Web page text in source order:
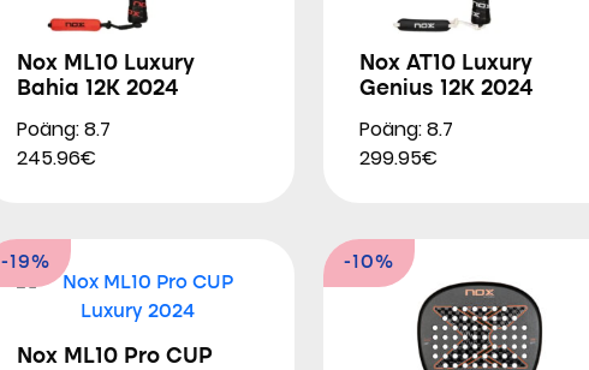
Nox ML10 Luxury
Bahia 12K 2024
Poäng: 8.7
245.96€
Nox AT10 Luxury
Genius 12K 2024
Poäng: 8.7
299.95€
-19%
Nox ML10 Pro CUP
-10%